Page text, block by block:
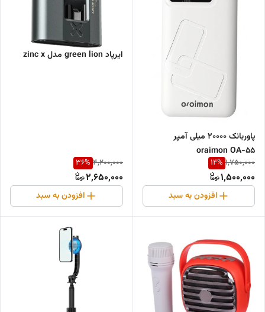
پاوربانک 20000 میلی آمپر
oraimon OA-55
1,750,000
14%
1,500,000
افزودن به سبد
ایرپاد green lion مدل zinc x
4,200,000
36%
2,650,000
افزودن به سبد